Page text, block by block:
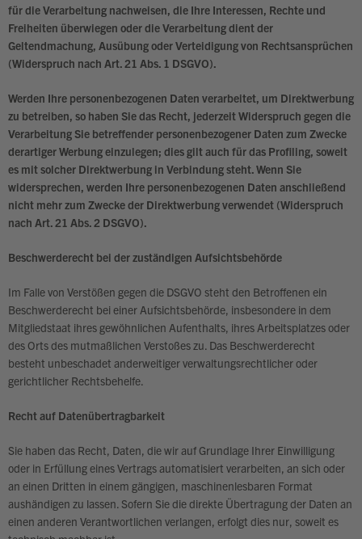
für die Verarbeitung nachweisen, die Ihre Interessen, Rechte und
Freiheiten überwiegen oder die Verarbeitung dient der
Geltendmachung, Ausübung oder Verteidigung von Rechtsansprüchen
(Widerspruch nach Art. 21 Abs. 1 DSGVO).
Werden Ihre personenbezogenen Daten verarbeitet, um Direktwerbung
zu betreiben, so haben Sie das Recht, jederzeit Widerspruch gegen die
Verarbeitung Sie betreffender personenbezogener Daten zum Zwecke
derartiger Werbung einzulegen; dies gilt auch für das Profiling, soweit
es mit solcher Direktwerbung in Verbindung steht. Wenn Sie
widersprechen, werden Ihre personenbezogenen Daten anschließend
nicht mehr zum Zwecke der Direktwerbung verwendet (Widerspruch
nach Art. 21 Abs. 2 DSGVO).
Beschwerderecht bei der zuständigen Aufsichtsbehörde
Im Falle von Verstößen gegen die DSGVO steht den Betroffenen ein
Beschwerderecht bei einer Aufsichtsbehörde, insbesondere in dem
Mitgliedstaat ihres gewöhnlichen Aufenthalts, ihres Arbeitsplatzes oder
des Orts des mutmaßlichen Verstoßes zu. Das Beschwerderecht
besteht unbeschadet anderweitiger verwaltungsrechtlicher oder
gerichtlicher Rechtsbehelfe.
Recht auf Datenübertragbarkeit
Sie haben das Recht, Daten, die wir auf Grundlage Ihrer Einwilligung
oder in Erfüllung eines Vertrags automatisiert verarbeiten, an sich oder
an einen Dritten in einem gängigen, maschinenlesbaren Format
aushändigen zu lassen. Sofern Sie die direkte Übertragung der Daten an
einen anderen Verantwortlichen verlangen, erfolgt dies nur, soweit es